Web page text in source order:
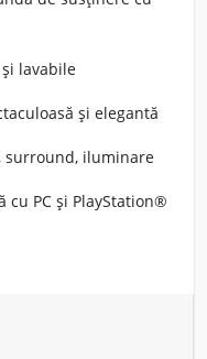
lavabile
și elegantă
surround, iluminare
cu PC și PlayStation®